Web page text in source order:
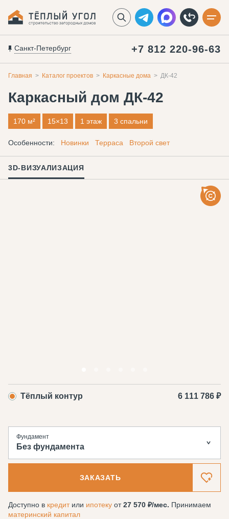
Санкт-Петербург +7 812 220-96-63
Главная Каталог проектов Каркасные дома ДК-42
Каркасный дом ДК-42
170 м² 15×13 1 этаж 3 спальни
Особенности: Новинки Терраса Второй свет
3D-ВИЗУАЛИЗАЦИЯ
Тёплый контур 6 111 786 ₽
Фундамент
Без фундамента
ЗАКАЗАТЬ
Доступно в кредитили ипотеку от27 570 /мес. Принимаем
материнский капитал